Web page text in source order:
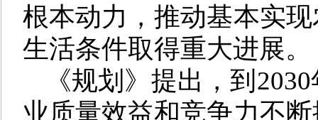
根本动力，推动基本实
生活条件取得重大进展。
《规划》提出，到
业质量效益和竞争力不